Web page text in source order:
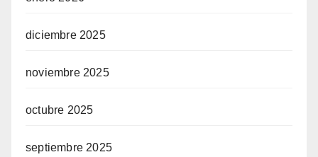
diciembre 2025
noviembre 2025
octubre 2025
septiembre 2025